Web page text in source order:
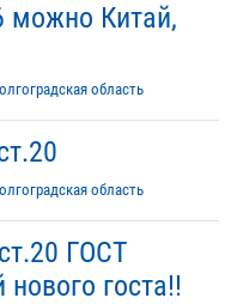
можно Китай,
область
область
ГОСТ
госта!!